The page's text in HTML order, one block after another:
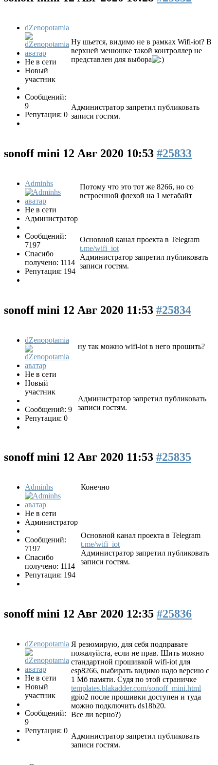
dZenopotamia
Не в сети
Новый
участник
Сообщений:
9
Репутация: 0
Ну шьется, видимо не в рамках Wifi-iot? В
верхней менюшке такой контроллер не
представлен для выбора
Администратор запретил публиковать
записи гостям.
sonoff mini 12 Авг 2020 10:53 #25833
Adminhs
Не в сети
Администратор
Сообщений:
7197
Спасибо
получено: 1114
Репутация: 194
Потому что это тот же 8266, но со
встроенной флехой на 1 мегабайт
Основной канал проекта в Telegram
t.me/wifi_iot
Администратор запретил публиковать
записи гостям.
sonoff mini 12 Авг 2020 11:53 #25834
dZenopotamia
Не в сети
Новый
участник
Сообщений: 9
Репутация: 0
ну так можно wifi-iot в него прошить?
Администратор запретил публиковать
записи гостям.
sonoff mini 12 Авг 2020 11:53 #25835
Adminhs
Не в сети
Администратор
Сообщений:
7197
Спасибо
получено: 1114
Репутация: 194
Конечно
Основной канал проекта в Telegram
t.me/wifi_iot
Администратор запретил публиковать
записи гостям.
sonoff mini 12 Авг 2020 12:35 #25836
dZenopotamia
Не в сети
Новый
участник
Сообщений:
9
Репутация: 0
Я резюмирую, для себя подправьте
пожалуйста, если не прав. Шить можно
стандартной прошивкой wifi-iot для
esp8266, выбирать видимо надо версию с
1 Мб памяти. Судя по этой страничке
templates.blakadder.com/sonoff_mini.html
gpio2 после прошивки доступен и туда
можно подключить ds18b20.
Все ли верно?)
Администратор запретил публиковать
записи гостям.